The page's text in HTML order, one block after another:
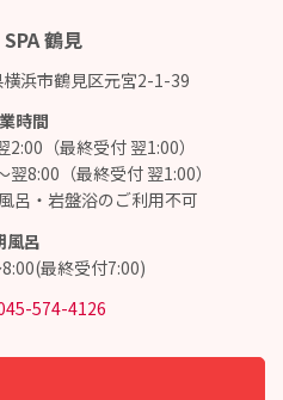
鶴見
浜市鶴見区元宮2-1-39
時間
（最終受付 翌1:00）
8:00（最終受付 翌1:00）
呂・岩盤浴のご利用不可
風呂
最終受付7:00)
574-4126